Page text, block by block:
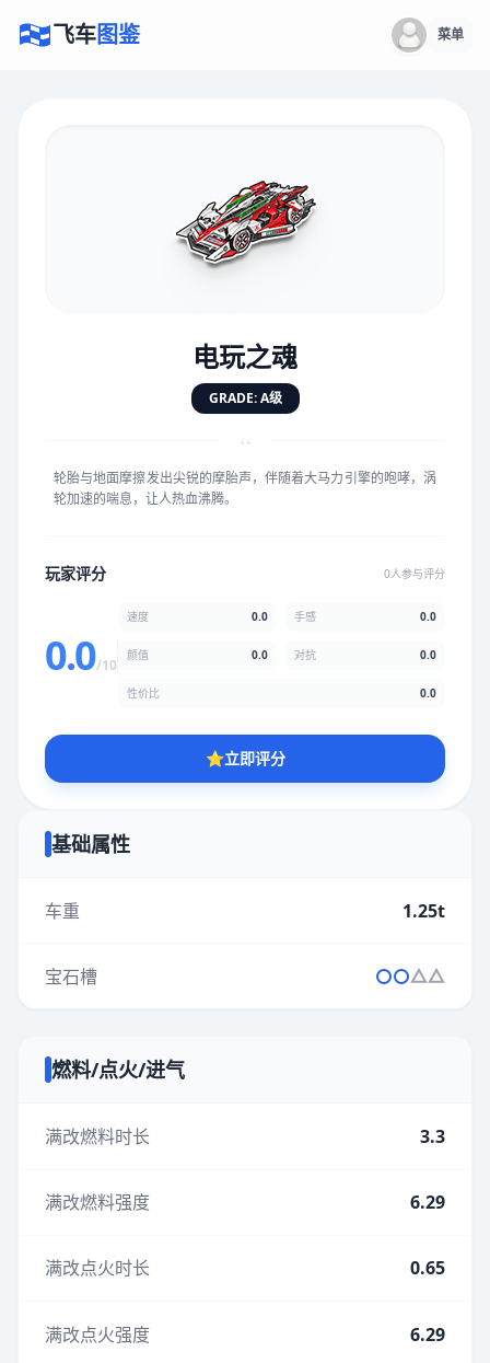
飞车图鉴 菜单
电玩之魂
GRADE: A级
“
轮胎与地面摩擦发出尖锐的摩胎声，伴随着大马力引擎的咆哮，涡
轮加速的喘息，让人热血沸腾。
玩家评分 0人参与评分
0.0/10
速度 0.0 手感 0.0
颜值 0.0 对抗 0.0
性价比 0.0
⭐立即评分
基础属性
车重 1.25t
宝石槽
燃料/点火/进气
满改燃料时长 3.3
满改燃料强度 6.29
满改点火时长 0.65
满改点火强度 6.29
★★★★★★
手感 5.0分
★★ ★ ★
性价比
★★★★★★★★★★